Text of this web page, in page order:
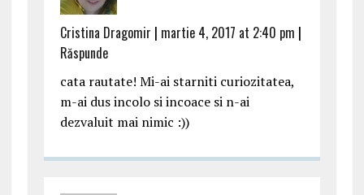
Cristina Dragomir | martie 4, 2017 at 2:40 pm |
Răspunde
cata rautate! Mi-ai starniti curiozitatea,
m-ai dus incolo si incoace si n-ai
dezvaluit mai nimic :))